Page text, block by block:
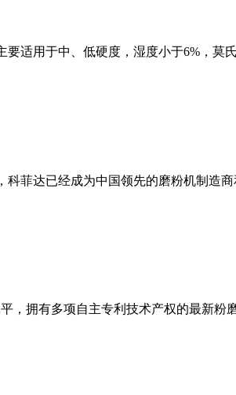
适用于中、低硬度，湿度小于6%，
菲达已经成为中国领先的磨粉机制造
，拥有多项自主专利技术产权的最新